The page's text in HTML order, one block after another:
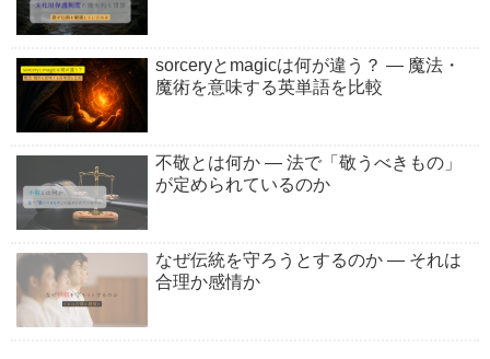
sorceryとmagicは何が違う？ ― 魔法・
魔術を意味する英単語を比較
不敬とは何か ― 法で「敬うべきもの」
が定められているのか
なぜ伝統を守ろうとするのか ― それは
合理か感情か